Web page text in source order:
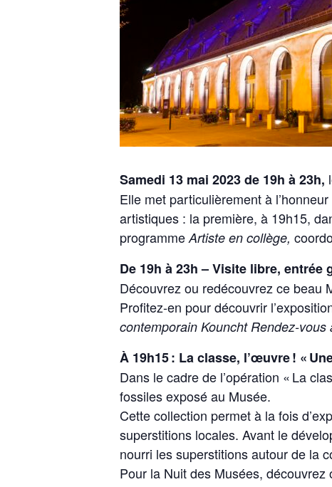
Samedi 13 mai 2023 de 19h à 23h,
Elle met particulièrement à
artistiques : la première, à 19h15,
programme Artiste en collège,
De 19h à 23h – Visite libre,
Découvrez ou redécouvrez ce beau
Profitez-en pour découvrir
contemporain Kouncht Rendez-vous
À 19h15 : La classe, l’œuvre ! «
Dans le cadre de l’opération « La
fossiles exposé au Musée.
Cette collection permet à la fois
superstitions locales. Avant le
nourri les superstitions autour de la
Pour la Nuit des Musées,